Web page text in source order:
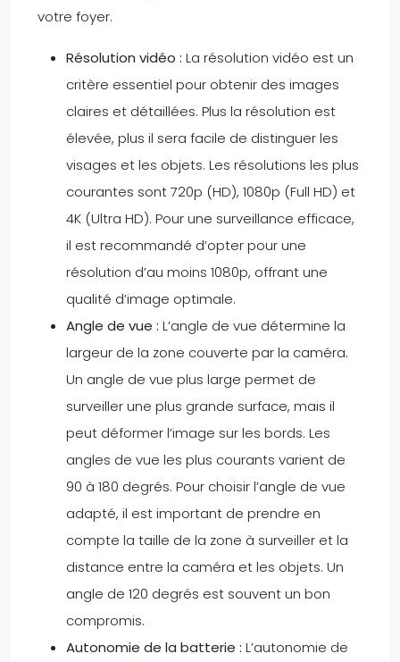
votre foyer.
Résolution vidéo : La résolution vidéo est un
critère essentiel pour obtenir des images
claires et détaillées. Plus la résolution est
élevée, plus il sera facile de distinguer les
visages et les objets. Les résolutions les plus
courantes sont 720p (HD), 1080p (Full HD) et
4K (Ultra HD). Pour une surveillance efficace,
il est recommandé d’opter pour une
résolution d’au moins 1080p, offrant une
qualité d’image optimale.
Angle de vue : L’angle de vue détermine la
largeur de la zone couverte par la caméra.
Un angle de vue plus large permet de
surveiller une plus grande surface, mais il
peut déformer l’image sur les bords. Les
angles de vue les plus courants varient de
90 à 180 degrés. Pour choisir l’angle de vue
adapté, il est important de prendre en
compte la taille de la zone à surveiller et la
distance entre la caméra et les objets. Un
angle de 120 degrés est souvent un bon
compromis.
Autonomie de la batterie : L’autonomie de